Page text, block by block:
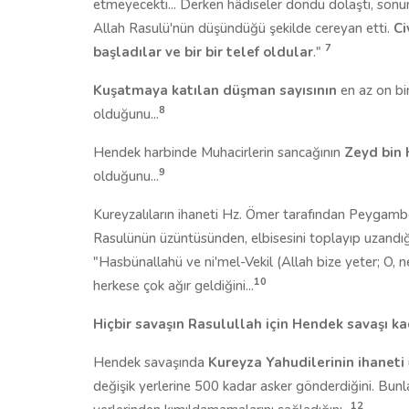
etmeyecekti... Derken hâdiseler döndü dolaştı,
Allah Rasulü'nün düşündüğü şekilde cereyan etti.
başladılar ve bir bir telef oldular." 7
Kuşatmaya katılan düşman sayısının en az on
olduğunu...8
Hendek harbinde Muhacirlerin sancağının Zeyd bin
olduğunu...9
Kureyzalıların ihaneti Hz. Ömer tarafından
Rasulünün üzüntüsünden, elbisesini toplayıp
"Hasbünallahü ve ni'mel-Vekil (Allah bize yeter; O,
herkese çok ağır geldiğini...10
Hiçbir savaşın Rasulullah için Hendek savaşı
Hendek savaşında Kureyza Yahudilerinin ihaneti
değişik yerlerine 500 kadar asker gönderdiğini.
12